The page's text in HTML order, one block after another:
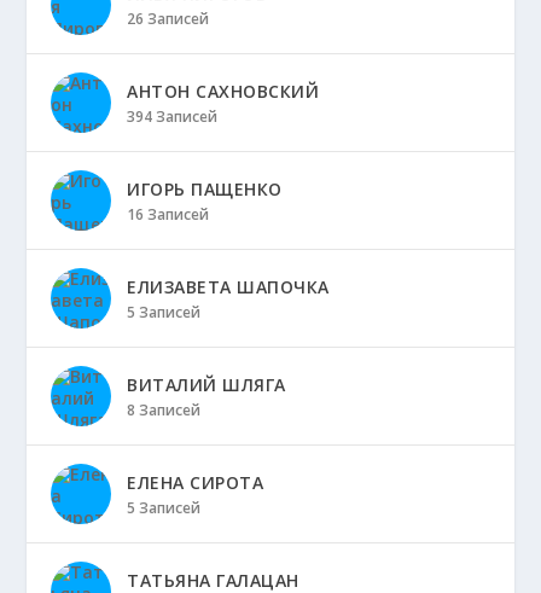
26 Записей
АНТОН САХНОВСКИЙ
394 Записей
ИГОРЬ ПАЩЕНКО
16 Записей
ЕЛИЗАВЕТА ШАПОЧКА
5 Записей
ВИТАЛИЙ ШЛЯГА
8 Записей
ЕЛЕНА СИРОТА
5 Записей
ТАТЬЯНА ГАЛАЦАН